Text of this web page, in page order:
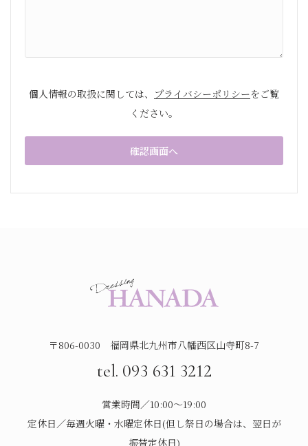
個人情報の取扱に関しては、 プライバシーポリシーをご覧
ください。
〒806-0030 福岡県北九州市八幡西区山寺町8-7
tel. 093 631 3212
営業時間／10:00～19:00
定休日／毎週火曜・水曜定休日(但し祭日の場合は、翌日が
振替定休日)